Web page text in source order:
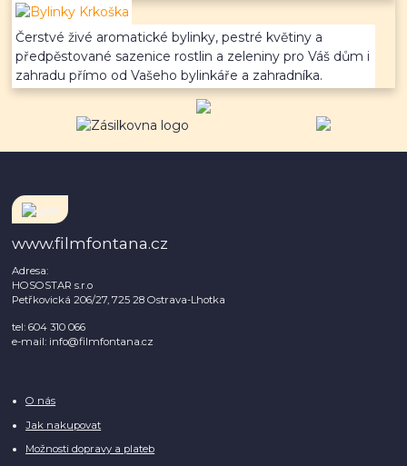
Čerstvé živé aromatické bylinky, pestré květiny a
předpěstované sazenice rostlin a zeleniny pro Váš dům i
zahradu přímo od Vašeho bylinkáře a zahradníka.
www.filmfontana.cz
Adresa:
HOSOSTAR s.r.o
Petřkovická 206/27, 725 28 Ostrava-Lhotka
tel: 604 310 066
e-mail: info@filmfontana.cz
O nás
Jak nakupovat
Možnosti dopravy a plateb